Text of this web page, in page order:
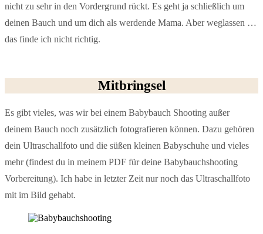
nicht zu sehr in den Vordergrund rückt. Es geht ja schließlich um
deinen Bauch und um dich als werdende Mama. Aber weglassen …
das finde ich nicht richtig.
Mitbringsel
Es gibt vieles, was wir bei einem Babybauch Shooting außer
deinem Bauch noch zusätzlich fotografieren können. Dazu gehören
dein Ultraschallfoto und die süßen kleinen Babyschuhe und vieles
mehr (findest du in meinem PDF für deine Babybauchshooting
Vorbereitung). Ich habe in letzter Zeit nur noch das Ultraschallfoto
mit im Bild gehabt.